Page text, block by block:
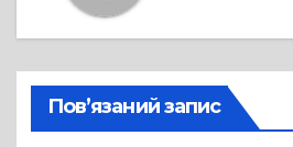
Пов’язаний запис